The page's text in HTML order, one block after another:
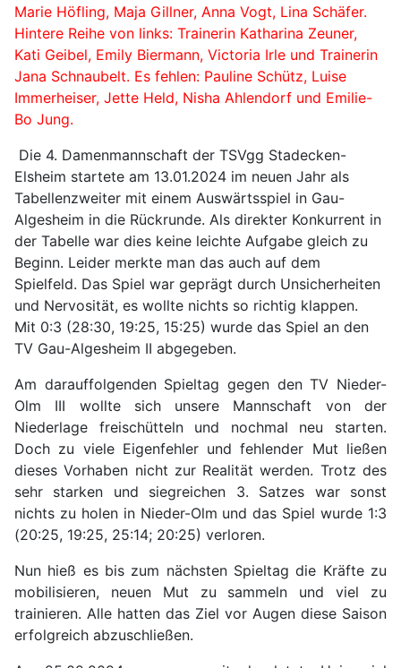
Marie Höfling, Maja Gillner, Anna Vogt, Lina Schäfer.
Hintere Reihe von links: Trainerin Katharina Zeuner,
Kati Geibel, Emily Biermann, Victoria Irle und Trainerin
Jana Schnaubelt. Es fehlen: Pauline Schütz, Luise
Immerheiser, Jette Held, Nisha Ahlendorf und Emilie-
Bo Jung.
Die 4. Damenmannschaft der TSVgg Stadecken-
Elsheim startete am 13.01.2024 im neuen Jahr als
Tabellenzweiter mit einem Auswärtsspiel in Gau-
Algesheim in die Rückrunde. Als direkter Konkurrent in
der Tabelle war dies keine leichte Aufgabe gleich zu
Beginn. Leider merkte man das auch auf dem
Spielfeld. Das Spiel war geprägt durch Unsicherheiten
und Nervosität, es wollte nichts so richtig klappen.
Mit 0:3 (28:30, 19:25, 15:25) wurde das Spiel an den
TV Gau-Algesheim II abgegeben.
Am darauffolgenden Spieltag gegen den TV Nieder-
Olm III wollte sich unsere Mannschaft von der
Niederlage freischütteln und nochmal neu starten.
Doch zu viele Eigenfehler und fehlender Mut ließen
dieses Vorhaben nicht zur Realität werden. Trotz des
sehr starken und siegreichen 3. Satzes war sonst
nichts zu holen in Nieder-Olm und das Spiel wurde 1:3
(20:25, 19:25, 25:14; 20:25) verloren.
Nun hieß es bis zum nächsten Spieltag die Kräfte zu
mobilisieren, neuen Mut zu sammeln und viel zu
trainieren. Alle hatten das Ziel vor Augen diese Saison
erfolgreich abzuschließen.